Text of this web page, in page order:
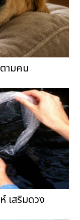
ามคน
เสริมดวง